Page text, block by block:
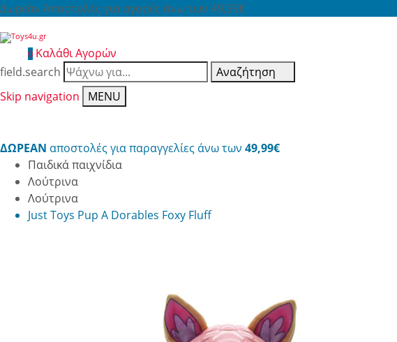
Δωρεάν Αποστολές για αγορές άνω των 49,99€
0 Καλάθι Αγορών
field.search
Αναζήτηση
Skip navigation
MENU
ΔΩΡΕΑΝ αποστολές για παραγγελίες άνω των 49,99€
Παιδικά παιχνίδια
Λούτρινα
Λούτρινα
Just Toys Pup A Dorables Foxy Fluff